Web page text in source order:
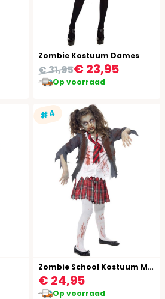
Zombie Kostuum Dames
€ 23,95
€ 31,95
Op voorraad
#4
Zombie School Kostuum Meisje
€ 24,95
Op voorraad